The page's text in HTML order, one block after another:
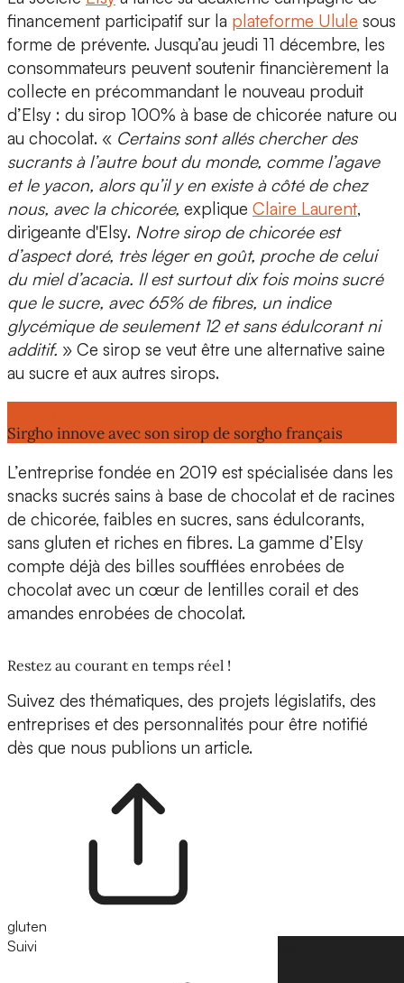
financement participatif sur la plateforme Ulule sous
forme de prévente. Jusqu’au jeudi 11 décembre, les
consommateurs peuvent soutenir financièrement la
collecte en précommandant le nouveau produit
d’Elsy : du sirop 100% à base de chicorée nature ou
au chocolat. « Certains sont allés chercher des
sucrants à l’autre bout du monde, comme l’agave
et le yacon, alors qu’il y en existe à côté de chez
nous, avec la chicorée, explique Claire Laurent,
dirigeante d'Elsy. Notre sirop de chicorée est
d’aspect doré, très léger en goût, proche de celui
du miel d’acacia. Il est surtoutdix fois moins sucré
que le sucre, avec 65% de fibres, un indice
glycémique de seulement 12etsans édulcorant ni
additif. » Ce sirop se veut être une alternative saine
au sucre et aux autres sirops.
Sirgho innove avec son sirop de sorgho français
L’entreprise fondée en 2019 est spécialisée dans les
snacks sucrés sains à base de chocolat et de racines
de chicorée, faibles en sucres, sans édulcorants,
sans gluten et riches en fibres. La gamme d’Elsy
compte déjà des billes soufflées enrobées de
chocolat avec un cœur de lentilles corail et des
amandes enrobées de chocolat.
Restez au courant en temps réel !
Suivez des thématiques, des projets législatifs, des
entreprises et des personnalités pour être notifié
dès que nous publions un article.
gluten
Suivi